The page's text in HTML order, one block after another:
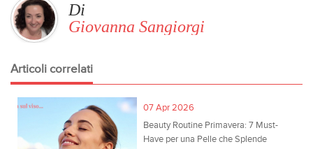
Di
Giovanna Sangiorgi
Articoli correlati
07 Apr 2026
Beauty Routine Primavera: 7 Must-
Have per una Pelle che Splende